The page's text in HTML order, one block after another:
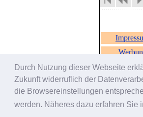
Durch Nutzung dieser Webseite
Zukunft widerruflich der
die Browsereinstellungen
werden. Näheres dazu erfahren Sie